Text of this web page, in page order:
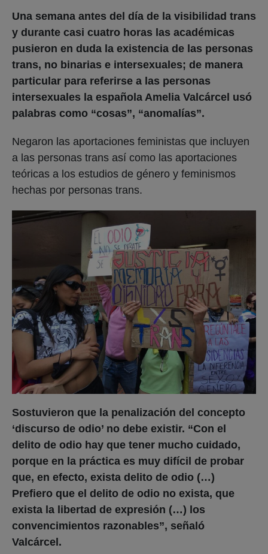
Una semana antes del día de la visibilidad trans
y durante casi cuatro horas las académicas
pusieron en duda la existencia de las personas
trans, no binarias e intersexuales; de manera
particular para referirse a las personas
intersexuales la española Amelia Valcárcel usó
palabras como “cosas”, “anomalías”.
Negaron las aportaciones feministas que incluyen
a las personas trans así como las aportaciones
teóricas a los estudios de género y feminismos
hechas por personas trans.
Sostuvieron que la penalización del concepto
‘discurso de odio’ no debe existir. “Con el
delito de odio hay que tener mucho cuidado,
porque en la práctica es muy difícil de probar
que, en efecto, exista delito de odio (…)
Prefiero que el delito de odio no exista, que
exista la libertad de expresión (…) los
convencimientos razonables”, señaló
Valcárcel.